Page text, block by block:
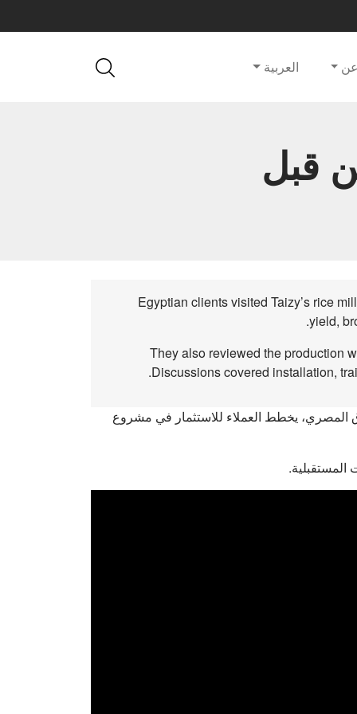
العربية
قبل
Egyptian clients visited Taizy’s rice
yield,
They also reviewed the production
Discussions covered installation,
المصري، يخطط العملاء للاستثمار في مشروع
المستقبلية.